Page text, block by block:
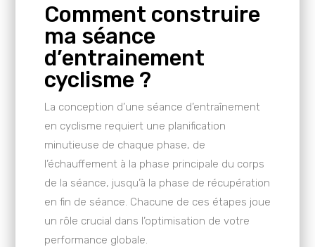
Comment construire
ma séance
d’entrainement
cyclisme ?
La conception d’une séance d’entraînement
en cyclisme requiert une planification
minutieuse de chaque phase, de
l’échauffement à la phase principale du corps
de la séance, jusqu’à la phase de récupération
en fin de séance. Chacune de ces étapes joue
un rôle crucial dans l’optimisation de votre
performance globale.